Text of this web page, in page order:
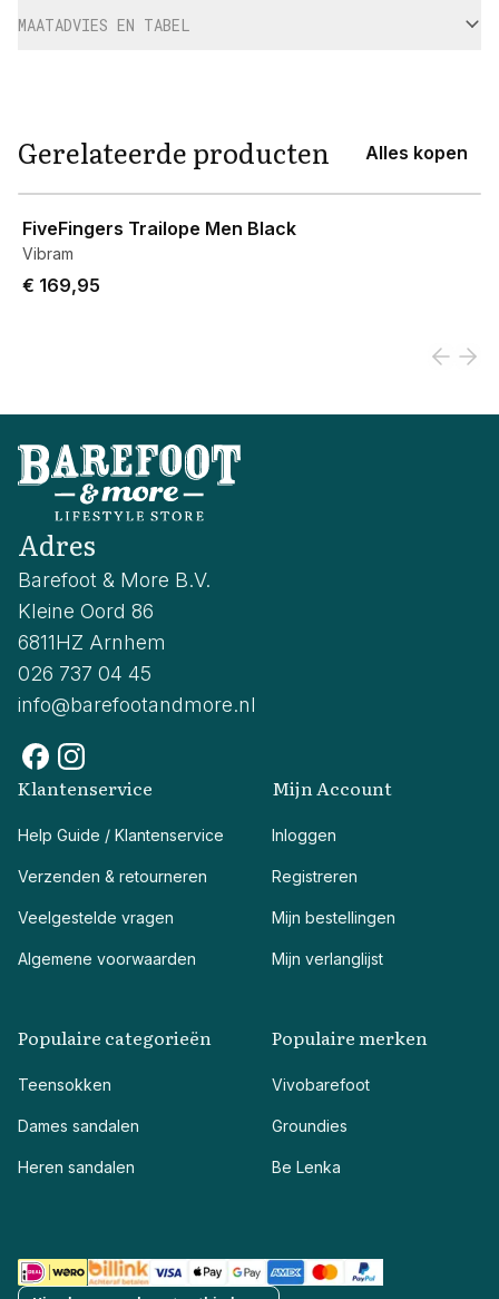
MAATADVIES EN TABEL
Gerelateerde producten Alles kopen
FiveFingers Trailope Men Black
Vibram
€ 169,95
Adres
Barefoot & More B.V.
Kleine Oord 86
6811HZ Arnhem
026 737 04 45
info@barefootandmore.nl
Klantenservice
Help Guide / Klantenservice
Verzenden & retourneren
Veelgestelde vragen
Algemene voorwaarden
Mijn Account
Inloggen
Registreren
Mijn bestellingen
Mijn verlanglijst
Populaire categorieën
Teensokken
Dames sandalen
Heren sandalen
Populaire merken
Vivobarefoot
Groundies
Be Lenka